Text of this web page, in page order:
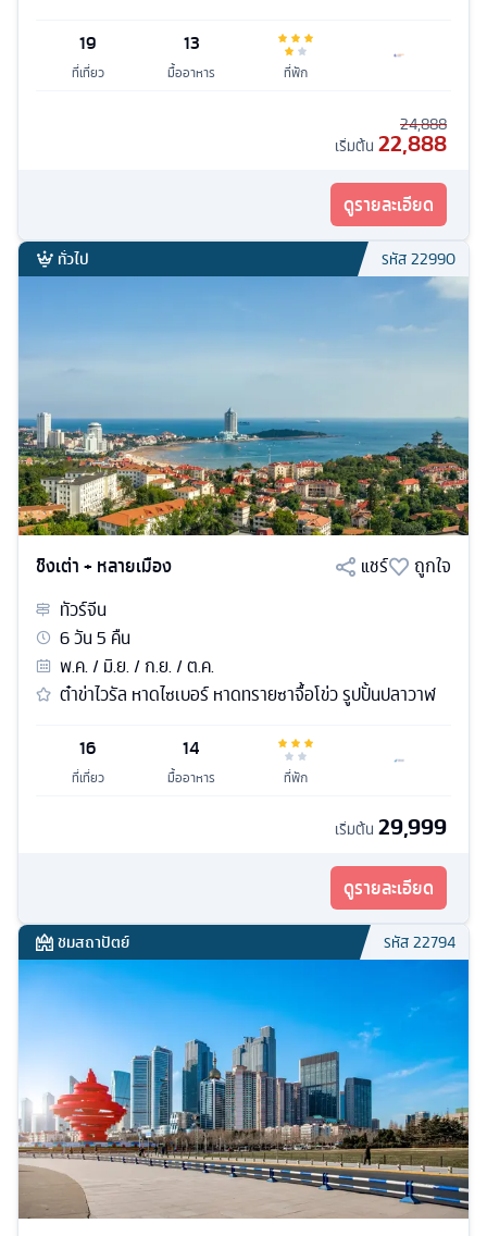
19
ที่เที่ยว
13
มื้ออาหาร ที่พัก
24,888
เริ่มต้น 22,888
ดูรายละเอียด
ทั่วไป รหัส22990
ชิงเต่า + หลายเมือง แชร์
ถูกใจ
ทัวร์จีน
6วัน5 คืน
พ.ค. / มิ.ย. / ก.ย. / ต.ค.
ต๋าข่าไวรัล หาดไซเบอร์ หาดทรายซาจื้อโข่ว รูปปั้นปลาวาฬ
16
ที่เที่ยว
14
มื้ออาหาร ที่พัก
เริ่มต้น 29,999
ดูรายละเอียด
ชมสถาปัตย์ รหัส22794